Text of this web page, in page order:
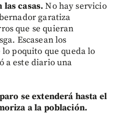
casas. No hay servicio
garatiza
que se quieran
Escasean los
poquito que queda lo
a este diario una
se extenderá hasta el
a la población.